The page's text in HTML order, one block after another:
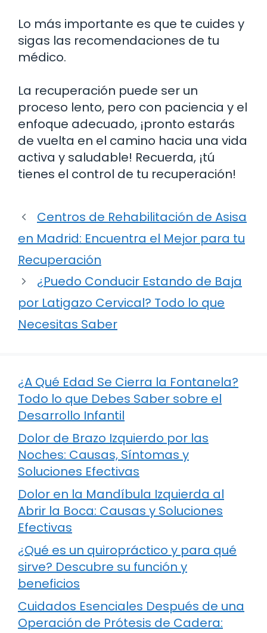
Lo más importante es que te cuides y
sigas las recomendaciones de tu
médico.
La recuperación puede ser un
proceso lento, pero con paciencia y el
enfoque adecuado, ¡pronto estarás
de vuelta en el camino hacia una vida
activa y saludable! Recuerda, ¡tú
tienes el control de tu recuperación!
Centros de Rehabilitación de Asisa
en Madrid: Encuentra el Mejor para tu
Recuperación
¿Puedo Conducir Estando de Baja
por Latigazo Cervical? Todo lo que
Necesitas Saber
¿A Qué Edad Se Cierra la Fontanela?
Todo lo que Debes Saber sobre el
Desarrollo Infantil
Dolor de Brazo Izquierdo por las
Noches: Causas, Síntomas y
Soluciones Efectivas
Dolor en la Mandíbula Izquierda al
Abrir la Boca: Causas y Soluciones
Efectivas
¿Qué es un quiropráctico y para qué
sirve? Descubre su función y
beneficios
Cuidados Esenciales Después de una
Operación de Prótesis de Cadera: